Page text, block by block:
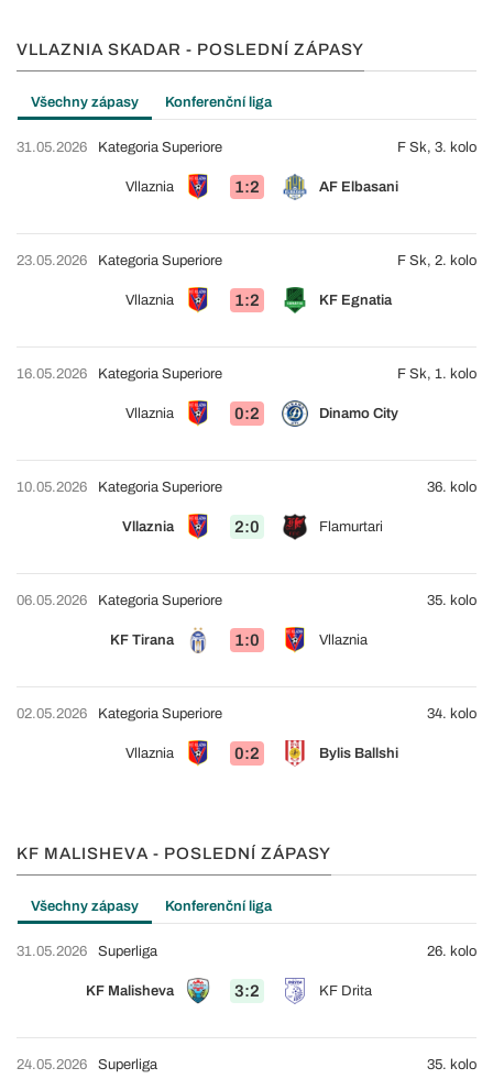
VLLAZNIA SKADAR - POSLEDNÍ ZÁPASY
Všechny zápasy Konferenční liga
31.05.2026
Vllaznia 1:2 AF Elbasani
Kategoria Superiore F Sk, 3. kolo
23.05.2026
Vllaznia 1:2 KF Egnatia
Kategoria Superiore F Sk, 2. kolo
16.05.2026
Vllaznia 0:2 Dinamo City
Kategoria Superiore F Sk, 1. kolo
10.05.2026
Vllaznia 2:0 Flamurtari
Kategoria Superiore 36. kolo
06.05.2026
KF Tirana 1:0 Vllaznia
Kategoria Superiore 35. kolo
02.05.2026
Vllaznia 0:2 Bylis Ballshi
Kategoria Superiore 34. kolo
KF MALISHEVA - POSLEDNÍ ZÁPASY
Všechny zápasy Konferenční liga
31.05.2026
KF Malisheva 3:2 KF Drita
Superliga 26. kolo
24.05.2026 Superliga 35. kolo